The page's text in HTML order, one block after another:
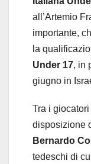
all’Artemio
importante,
la
Under 17, in
giugno in
Tra i
disposizione
Bernardo
tedeschi di